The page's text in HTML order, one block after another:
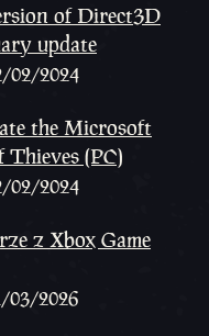
of Direct3D
update
02/2024
the Microsoft
(PC)
02/2024
z Xbox Game
03/2026